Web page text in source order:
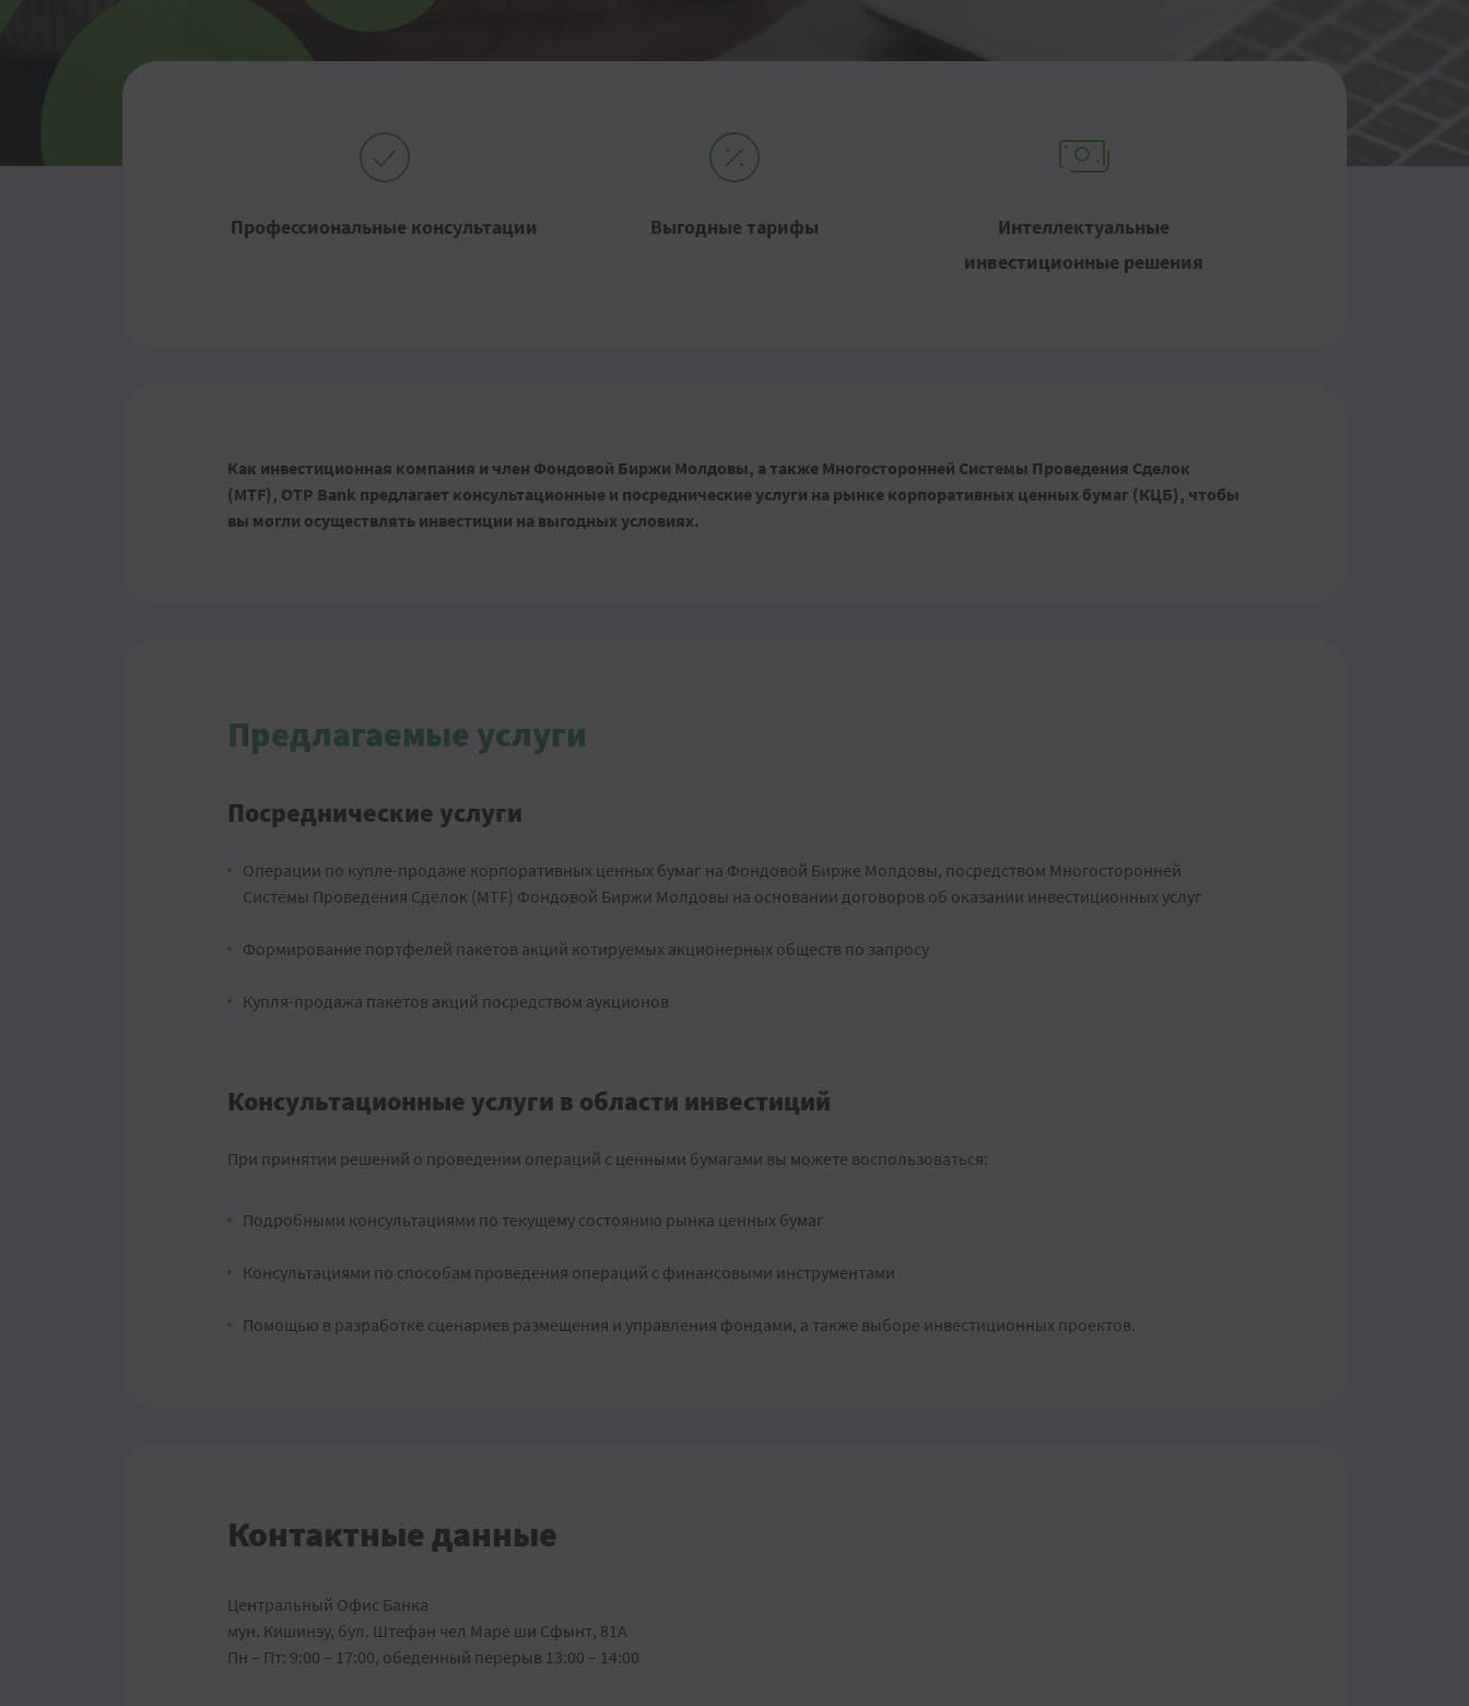
Профессиональные консультации Выгодные тарифы
Интеллектуальные
инвестиционные решения
Как инвестиционная компания и член Фондовой Биржи Молдовы, а также Многосторонней Системы Проведения Сделок
(MTF), OTP Bank предлагает консультационные и посреднические услуги на рынке корпоративных ценных бумаг (КЦБ), чтобы
вы могли осуществлять инвестиции на выгодных условиях.
Предлагаемые услуги
Посреднические услуги
Операции по купле-продаже корпоративных ценных бумаг на Фондовой Бирже Молдовы, посредством Многосторонней
Системы Проведения Сделок (MTF) Фондовой Биржи Молдовы на основании договоров об оказании инвестиционных услуг
Формирование портфелей пакетов акций котируемых акционерных обществ по запросу
Купля-продажа пакетов акций посредством аукционов
Консультационные услуги в области инвестиций
При принятии решений о проведении операций с ценными бумагами вы можете воспользоваться:
Подробными консультациями по текущему состоянию рынка ценных бумаг
Консультациями по способам проведения операций с финансовыми инструментами
Помощью в разработке сценариев размещения и управления фондами, а также выборе инвестиционных проектов.
Контактные данные
Центральный Офис Банка
мун. Кишинэу, бул. Штефан чел Маре ши Сфынт, 81A
Пн – Пт: 9:00 – 17:00, обеденный перерыв 13:00 – 14:00